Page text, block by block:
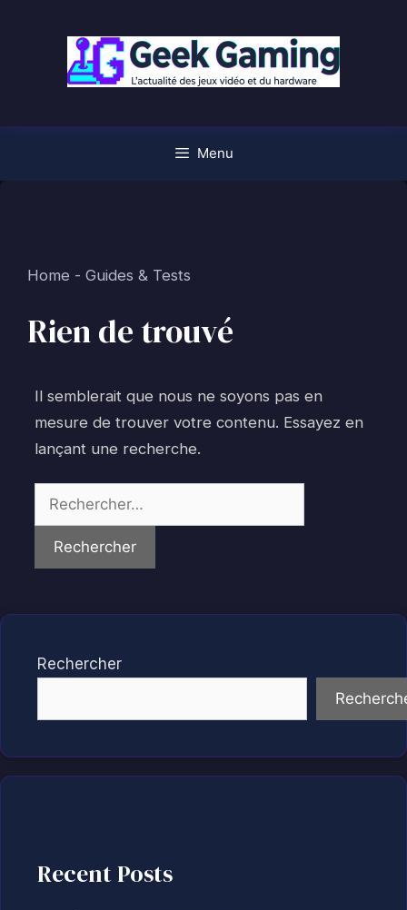
Menu
Home - Guides & Tests
Rien de trouvé
Il semblerait que nous ne soyons pas en
mesure de trouver votre contenu. Essayez en
lançant une recherche.
Rechercher :
Rechercher
Recent Posts